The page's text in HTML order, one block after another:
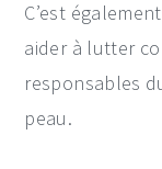
C’est
aider à lutter
responsables
peau.